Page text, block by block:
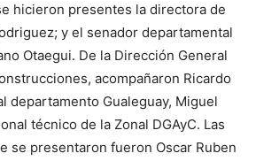
hicieron presentes la directora de
y el senador departamental
Otaegui. De la Dirección General
acompañaron Ricardo
departamento Gualeguay, Miguel
técnico de la Zonal DGAyC. Las
se presentaron fueron Oscar Ruben